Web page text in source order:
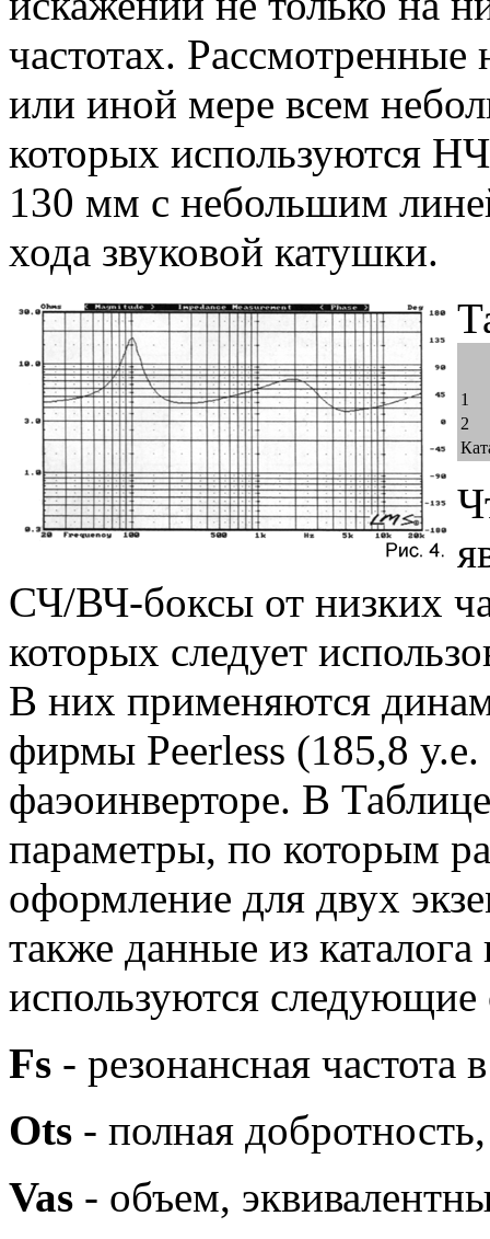
частотах. Рассмотренные
или иной мере всем
которых используются
130 мм с небольшим
хода звуковой катушки.
1
2
СЧ/ВЧ-боксы от низких
которых следует
В них применяются
фирмы Peerless (185,8
фаэоинверторе. В
параметры, по которым
оформление для двух
также данные из
используются следующие
Fs - резонансная частота
Ots - полная добротность,
Vas - объем,